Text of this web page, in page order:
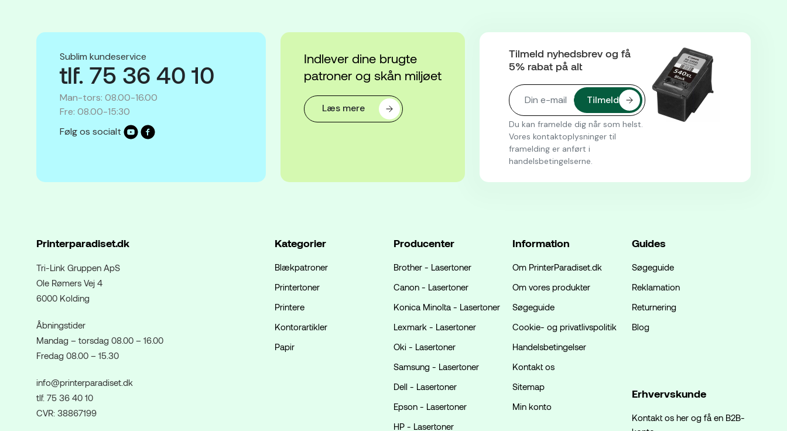
Sublim kundeservice
tlf. 75 36 40 10
Man-tors: 08.00-16.00
Fre: 08.00-15:30
Følg os socialt
Indlever dine brugte
patroner og skån miljøet
Læs mere
Tilmeld nyhedsbrev og få
5% rabat på alt
Du kan framelde dig når som helst.
Vores kontaktoplysninger til
framelding er anført i
handelsbetingelserne.
Printerparadiset.dk
Tri-Link Gruppen ApS
Ole Rømers Vej 4
6000 Kolding
Åbningstider
Mandag – torsdag 08.00 – 16.00
Fredag 08.00 – 15.30
info@printerparadiset.dk
tlf. 75 36 40 10
CVR: 38867199
Kategorier
Blækpatroner
Printertoner
Printere
Kontorartikler
Papir
Producenter
Brother - Lasertoner
Canon - Lasertoner
Konica Minolta - Lasertoner
Lexmark - Lasertoner
Oki - Lasertoner
Samsung - Lasertoner
Dell - Lasertoner
Epson - Lasertoner
HP - Lasertoner
Information
Om PrinterParadiset.dk
Om vores produkter
Søgeguide
Cookie- og privatlivspolitik
Handelsbetingelser
Kontakt os
Sitemap
Min konto
Guides
Søgeguide
Reklamation
Returnering
Blog
Erhvervskunde
Kontakt os her og få en B2B-